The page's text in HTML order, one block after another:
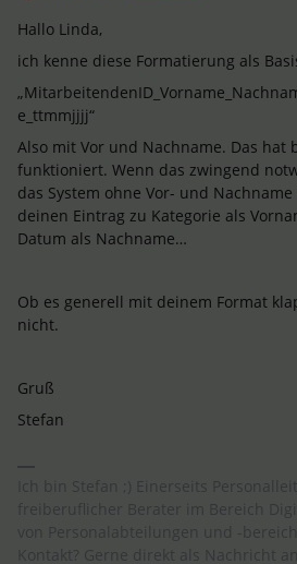
Hallo Linda,
ich kenne diese Formatierung als
e_ttmmjjjj“
Also mit Vor und Nachname. Das hat
funktioniert. Wenn das zwingend
das System ohne Vor- und
deinen Eintrag zu Kategorie als
Datum als Nachname…
Ob es generell mit deinem Format
nicht.
Gruß
Stefan